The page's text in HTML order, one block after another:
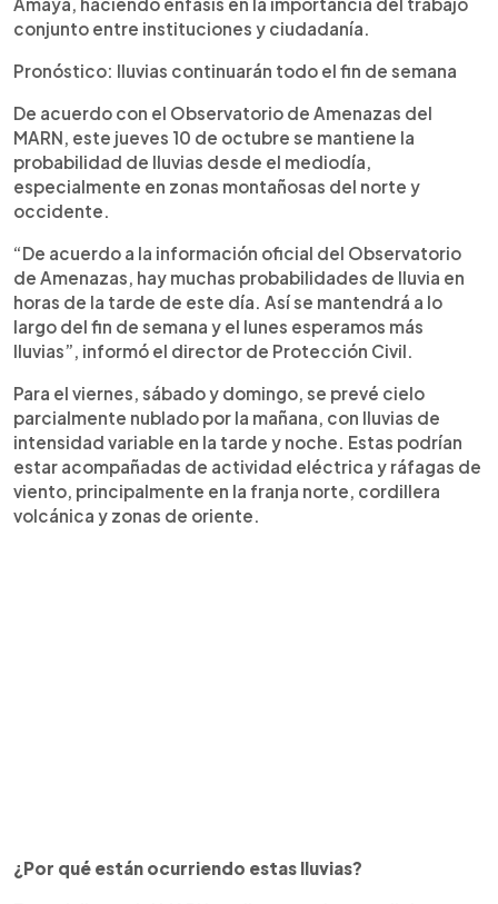
conjunto entre instituciones y ciudadanía.
Pronóstico: lluvias continuarán todo el fin de semana
De acuerdo con el Observatorio de Amenazas del
MARN, este jueves 10 de octubre se mantiene la
probabilidad de lluvias desde el mediodía,
especialmente en zonas montañosas del norte y
occidente.
“De acuerdo a la información oficial del Observatorio
de Amenazas, hay muchas probabilidades de lluvia en
horas de la tarde de este día. Así se mantendrá a lo
largo del fin de semana y el lunes esperamos más
lluvias”, informó el director de Protección Civil.
Para el viernes, sábado y domingo, se prevé cielo
parcialmente nublado por la mañana, con lluvias de
intensidad variable en la tarde y noche. Estas podrían
estar acompañadas de actividad eléctrica y ráfagas de
viento, principalmente en la franja norte, cordillera
volcánica y zonas de oriente.
¿Por qué están ocurriendo estas lluvias?